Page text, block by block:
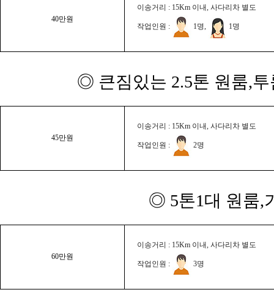
40만원
이송거리 : 15Km 이내, 사다리차 별도
작업인원 : 1명, 1명
◎ 큰짐있는 2.5톤 원룸,
45만원
이송거리 : 15Km 이내, 사다리차 별도
작업인원 : 2명
◎ 5톤1대 원룸,
60만원
이송거리 : 15Km 이내, 사다리차 별도
작업인원 : 3명